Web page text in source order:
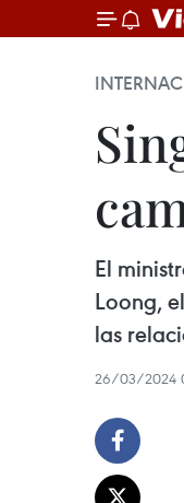
El
Loong,
las
26/03/2024